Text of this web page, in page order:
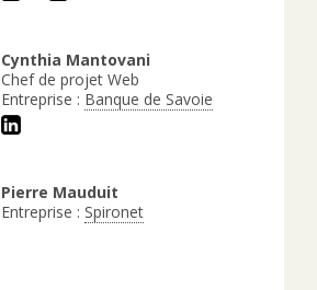
Cynthia Mantovani
Chef de projet Web
Entreprise : Banque de Savoie
Pierre Mauduit
Entreprise : Spironet